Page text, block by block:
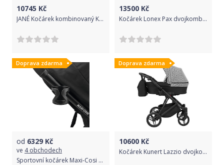
10745 Kč
JANÉ Kočárek kombinovaný Kawai + Micro + Koos i-size R1 Cold Black
13500 Kč
Kočárek Lonex Pax dvojkombinace Waves
Doprava zdarma
od 6329 Kč
ve 4 obchodech
Sportovní kočárek Maxi-Cosi Gia Essential Black 2020
Doprava zdarma
10600 Kč
Kočárek Kunert Lazzio dvojkombinace černý + zigzag